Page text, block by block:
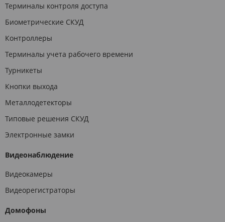
Терминалы контроля доступа
Биометрические СКУД
Контроллеры
Терминалы учета рабочего времени
Турникеты
Кнопки выхода
Металлодетекторы
Типовые решения СКУД
Электронные замки
Видеонаблюдение
Видеокамеры
Видеорегистраторы
Домофоны